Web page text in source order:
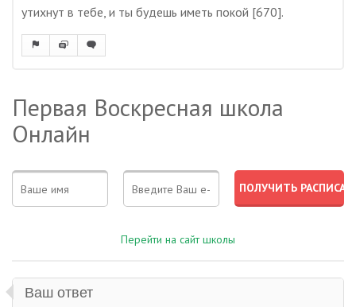
утихнут в тебе, и ты будешь иметь покой [670].
Первая Воскресная школа
Онлайн
Перейти на сайт школы
Ваш ответ